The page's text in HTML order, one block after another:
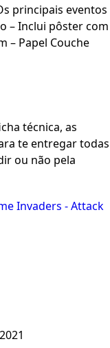
principais eventos
– Inclui pôster com
– Papel Couche
técnica, as
te entregar todas
ou não pela
Invaders - Attack